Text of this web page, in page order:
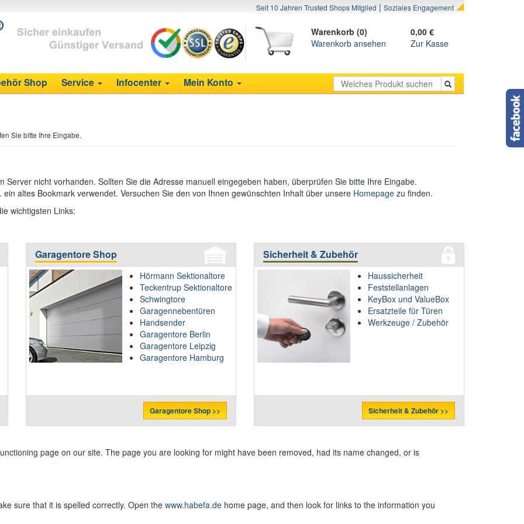
Seit 10 Jahren Trusted Shops Mitglied | Soziales Engagement
Warenkorb (0)
0,00 €
Warenkorb ansehen
Zur Kasse
Shop Service Infocenter Mein Konto
Sie bitte Ihre Eingabe.
nicht vorhanden. Sollten Sie die Adresse manuell eingegeben haben, überprüfen Sie bitte Ihre Eingabe.
altes Bookmark verwendet. Versuchen Sie den von Ihnen gewünschten Inhalt über unsere Homepage zu finden.
wichtigsten Links:
Garagentore Shop
Hörmann Sektionaltore
Teckentrup Sektionaltore
Schwingtore
Garagennebentüren
Handsender
Garagentore Berlin
Garagentore Leipzig
Garagentore Hamburg
Garagentore Shop >>
Sicherheit & Zubehör
Haussicherheit
Feststellanlagen
KeyBox und ValueBox
Ersatzteile für Türen
Werkzeuge / Zubehör
Sicherheit & Zubehör >>
page on our site. The page you are looking for might have been removed, had its name changed, or is
sure that it is spelled correctly. Open the www.habefa.de home page, and then look for links to the information you